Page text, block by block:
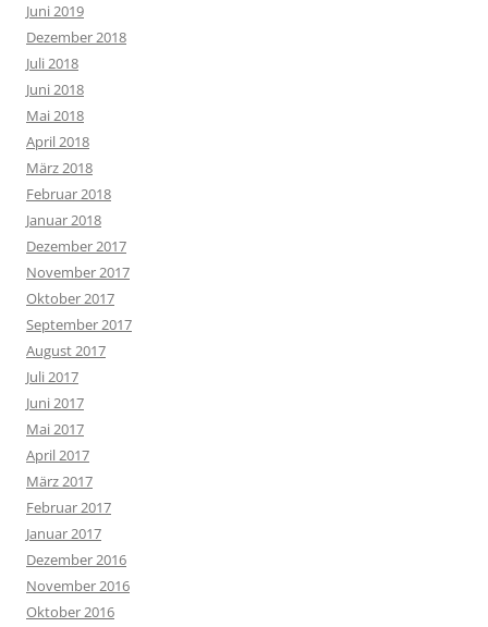
Juni 2019
Dezember 2018
Juli 2018
Juni 2018
Mai 2018
April 2018
März 2018
Februar 2018
Januar 2018
Dezember 2017
November 2017
Oktober 2017
September 2017
August 2017
Juli 2017
Juni 2017
Mai 2017
April 2017
März 2017
Februar 2017
Januar 2017
Dezember 2016
November 2016
Oktober 2016